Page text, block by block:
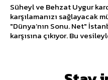
Süheyl ve Behzat Uygur
karşılamanızı sağlayacak
"Dünya’nın Sonu. Net"
karşısına çıkıyor.